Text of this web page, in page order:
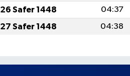
26 Safer 1448 04:37
27 Safer 1448 04:38